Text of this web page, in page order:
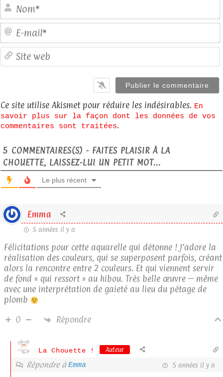
Ce site utilise Akismet pour réduire les indésirables. En
savoir plus sur la façon dont les données de vos
commentaires sont traitées.
5 COMMENTAIRES(S) - FAITES PLAISIR À LA
CHOUETTE, LAISSEZ-LUI UN PETIT MOT...
Le plus récent
Emma
5 années il y a
Félicitations pour cette aquarelle qui détonne ! J’adore la
réalisation des couleurs, qui se superposent parfois, créant
alors la rencontre entre 2 couleurs. Et qui viennent servir
de fond « qui ressort » au hibou. Très belle œuvre – même
avec une interprétation de gaieté au lieu du pétage de
plomb
0
Répondre
La Chouette ! Auteur
Répondre àEmma 5 années il y a